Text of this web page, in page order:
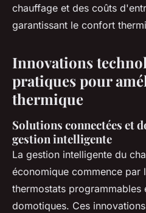
chauffage et des coûts
garantissant le confort
Innovations
pratiques pour
thermique
Solutions connectées et
gestion intelligente
La gestion intelligente du
économique commence par
thermostats programmables
domotiques. Ces